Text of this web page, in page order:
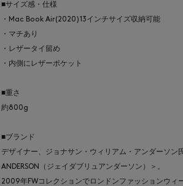
■サイズ感・仕様
・Mac Book Air(2020)13インチサイズ収納可能
・マチあり
・レザータイ留め
・内側にレザーポケット
■重さ
約800g
■ブランド
デザイナー、ジョナサン・ウィリアム・アンダーソン
ANDERSON（ジェイダブリュアンダーソン）＞。
2009年FWコレクションでロンドンファッションウィ